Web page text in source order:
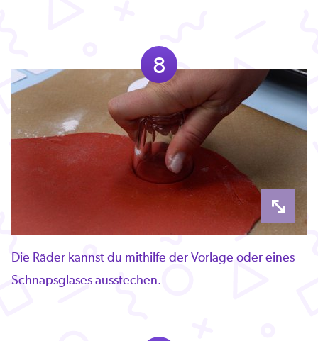
8
Die Räder kannst du mithilfe der Vorlage oder eines
Schnapsglases ausstechen.